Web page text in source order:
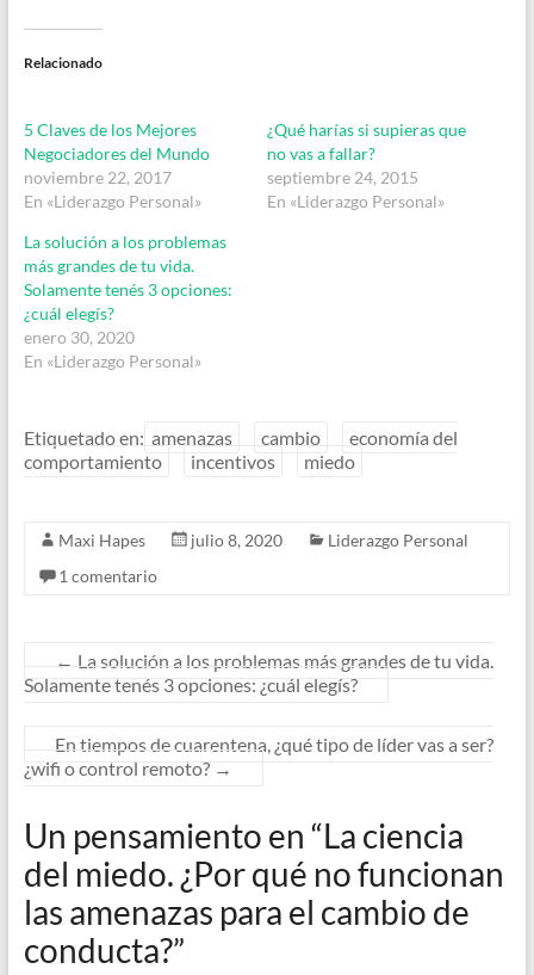
Relacionado
5 Claves de los Mejores
Negociadores del Mundo
noviembre 22, 2017
En «Liderazgo Personal»
¿Qué harías si supieras que
no vas a fallar?
septiembre 24, 2015
En «Liderazgo Personal»
La solución a los problemas
más grandes de tu vida.
Solamente tenés 3 opciones:
¿cuál elegís?
enero 30, 2020
En «Liderazgo Personal»
Etiquetado en: amenazas cambio
economía del
comportamiento
incentivos miedo
Maxi Hapes julio 8, 2020
Liderazgo Personal
1 comentario
← La solución a los problemas más grandes de tu vida.
Solamente tenés 3 opciones: ¿cuál elegís?
En tiempos de cuarentena, ¿qué tipo de líder vas a ser?
¿wifi o control remoto? →
Un pensamiento en “La ciencia
del miedo. ¿Por qué no funcionan
las amenazas para el cambio de
conducta?”